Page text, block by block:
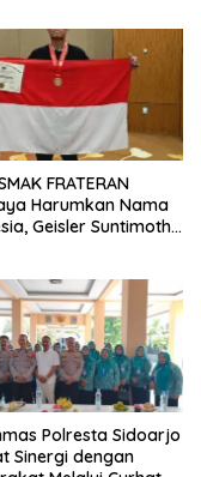
FRATERAN
Harumkan Nama
Geisler Suntimothy
Polresta Sidoarjo
Sinergi dengan